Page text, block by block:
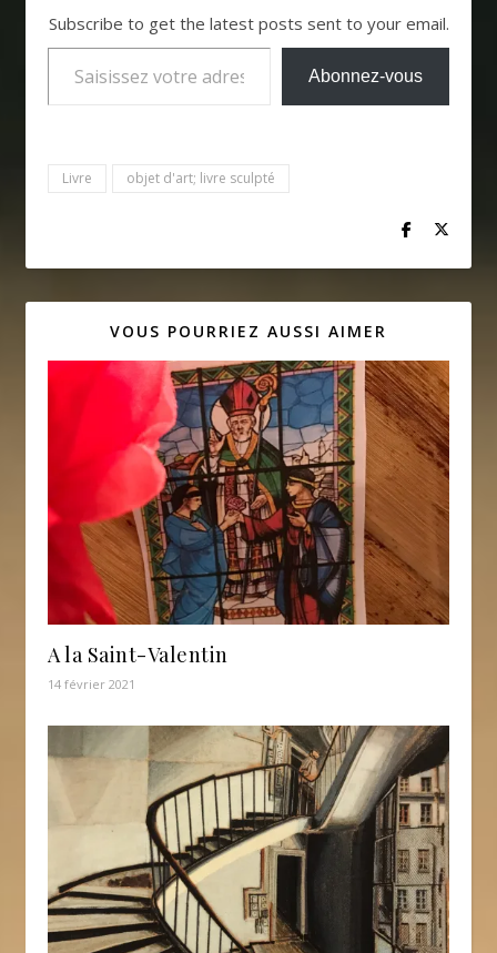
Subscribe to get the latest posts sent to your email.
Saisissez votre adresse e-mail…
Abonnez-vous
Livre objet d'art; livre sculpté
VOUS POURRIEZ AUSSI AIMER
A la Saint-Valentin
14 février 2021